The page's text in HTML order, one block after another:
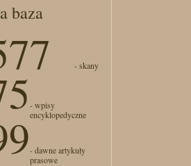
baza
- skany
- wpisy
encyklopedyczne
- dawne artykuły
prasowe